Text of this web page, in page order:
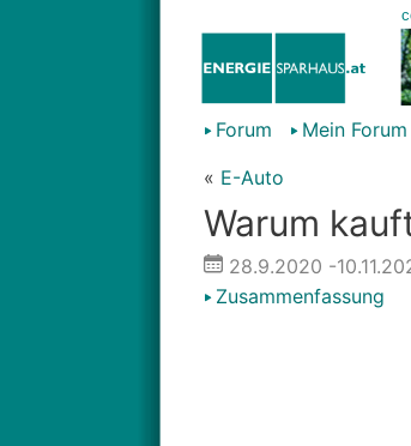
Forum Mein Forum
« E-Auto
Warum
28.9.2020 -
Zusammenfassung